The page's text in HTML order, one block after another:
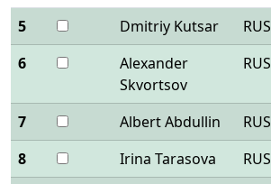
5
Dmitriy Kutsar RUS
6
Alexander
Skvortsov
RUS
7 Albert Abdullin RUS
8
Irina Tarasova RUS